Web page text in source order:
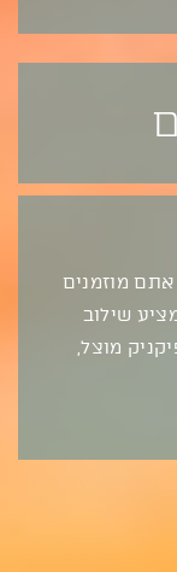
מוזמנים
שילוב
מוצל,